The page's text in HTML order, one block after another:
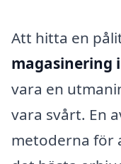
Att hitta en
magasinering
vara en
vara svårt. En
metoderna för